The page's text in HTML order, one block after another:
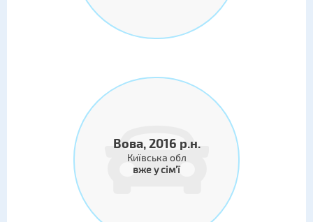
Вова, 2016 р.н.
Київська обл
вже у сім'ї